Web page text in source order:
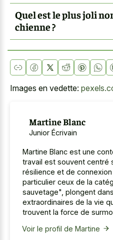
Quel est le plus joli
chienne ?
Images en vedette:
Martine Blanc
Junior Écrivain
Martine Blanc est une
travail est souvent centré
résilience et de
particulier ceux de la
sauvetage", plongent
extraordinaires de la vie
trouvent la force de
Voir le profil de Martine